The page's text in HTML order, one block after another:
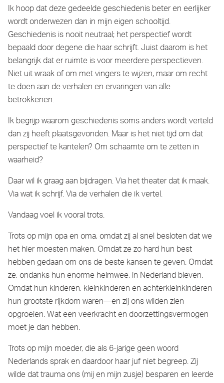
Ik hoop dat deze gedeelde geschiedenis beter en eerlijker
wordt onderwezen dan in mijn eigen schooltijd.
Geschiedenis is nooit neutraal; het perspectief wordt
bepaald door degene die haar schrijft. Juist daarom is het
belangrijk dat er ruimte is voor meerdere perspectieven.
Niet uit wraak of om met vingers te wijzen, maar om recht
te doen aan de verhalen en ervaringen van alle
betrokkenen.
Ik begrijp waarom geschiedenis soms anders wordt verteld
dan zij heeft plaatsgevonden. Maar is het niet tijd om dat
perspectief te kantelen? Om schaamte om te zetten in
waarheid?
Daar wil ik graag aan bijdragen. Via het theater dat ik maak.
Via wat ik schrijf. Via de verhalen die ik vertel.
Vandaag voel ik vooral trots.
Trots op mijn opa en oma, omdat zij al snel besloten dat we
het hier moesten maken. Omdat ze zo hard hun best
hebben gedaan om ons de beste kansen te geven. Omdat
ze, ondanks hun enorme heimwee, in Nederland bleven.
Omdat hun kinderen, kleinkinderen en achterkleinkinderen
hun grootste rijkdom waren—en zij ons wilden zien
opgroeien. Wat een veerkracht en doorzettingsvermogen
moet je dan hebben.
Trots op mijn moeder, die als 6-jarige geen woord
Nederlands sprak en daardoor haar juf niet begreep. Zij
wilde dat trauma ons (mij en mijn zusje) besparen en leerde